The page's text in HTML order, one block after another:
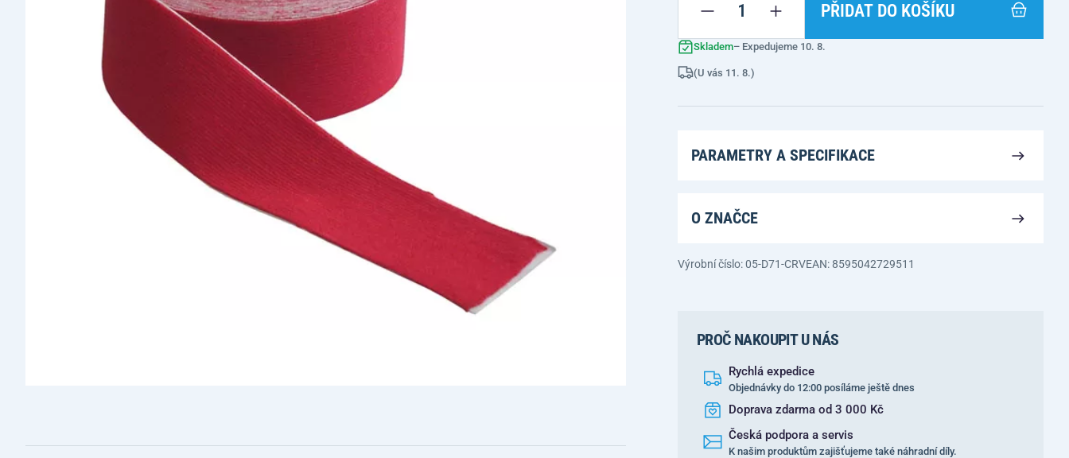
PŘIDAT DO KOŠÍKU
Skladem– Expedujeme 10. 8.
(U vás 11. 8.)
PARAMETRY A SPECIFIKACE
O ZNAČCE
Výrobní číslo: 05-D71-CRVEAN: 8595042729511
PROČ NAKOUPIT U NÁS
Rychlá expedice
Objednávky do 12:00 posíláme ještě dnes
Doprava zdarma od 3 000 Kč
Česká podpora a servis
K našim produktům zajišťujeme také náhradní díly.